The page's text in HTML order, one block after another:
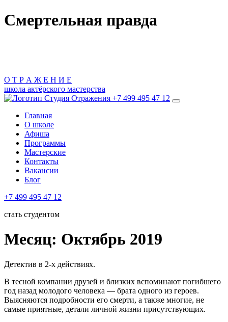
Смертельная правда
О Т Р А Ж Е Н И Е
школа актёрского мастерства
+7 499 495 47 12
Главная
О школе
Афиша
Программы
Мастерские
Контакты
Вакансии
Блог
+7 499 495 47 12
стать студентом
Месяц: Октябрь 2019
Детектив в 2-х действиях.
В тесной компании друзей и близких вспоминают погибшего
год назад молодого человека — брата одного из героев.
Выясняются подробности его смерти, а также многие, не
самые приятные, детали личной жизни присутствующих.